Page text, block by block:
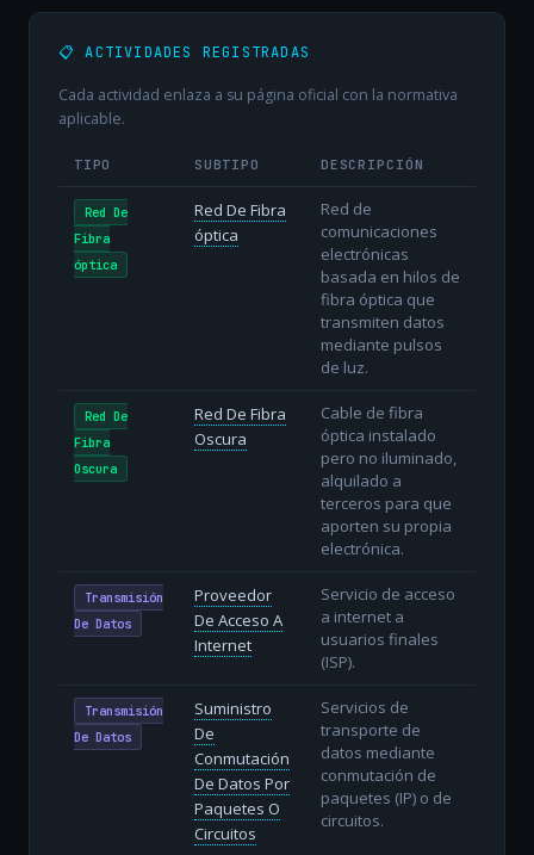
📋 ACTIVIDADES REGISTRADAS
Cada actividad enlaza a su página oficial con la normativa
aplicable.
TIPO SUBTIPO DESCRIPCIÓN
Red De
Fibra
óptica
Red De Fibra
óptica
Red de
comunicaciones
electrónicas
basada en hilos de
fibra óptica que
transmiten datos
mediante pulsos
de luz.
Red De
Fibra
Oscura
Red De Fibra
Oscura
Cable de fibra
óptica instalado
pero no iluminado,
alquilado a
terceros para que
aporten su propia
electrónica.
Transmisión
De Datos
Proveedor
De Acceso A
Internet
Servicio de acceso
a internet a
usuarios finales
(ISP).
Transmisión
De Datos
Suministro
De
Conmutación
De Datos Por
Paquetes O
Circuitos
Servicios de
transporte de
datos mediante
conmutación de
paquetes (IP) o de
circuitos.